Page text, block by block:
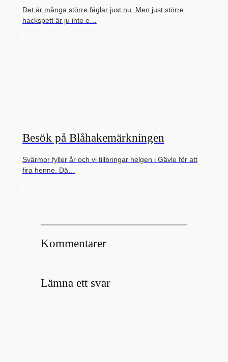
Det är många större fåglar just nu. Men just större
hackspett är ju inte e…
Besök på Blåhakemärkningen
Svärmor fyller år och vi tillbringar helgen i Gävle för att
fira henne. Dä…
Kommentarer
Lämna ett svar